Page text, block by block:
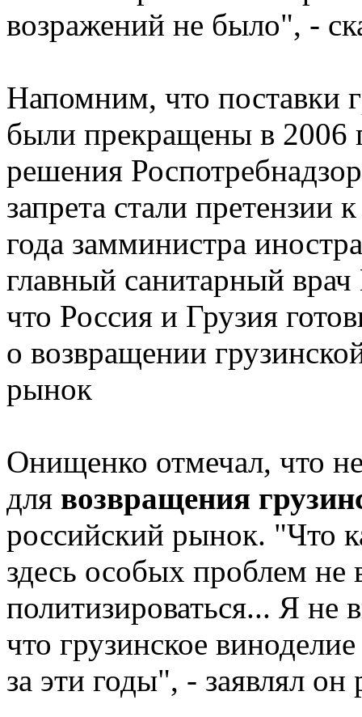
возражений не было", -
Напомним, что поставки
были прекращены в 2006
решения
запрета стали претензии
года замминистра
главный санитарный
что Россия и Грузия
о возвращении
рынок
Онищенко отмечал, что
для возвращения
российский рынок. "Что
здесь особых проблем не
политизироваться... Я
что грузинское
за эти годы", - заявлял он